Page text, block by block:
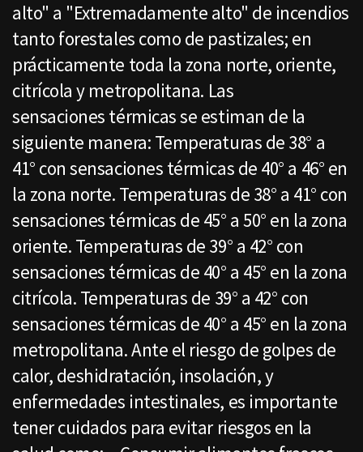
alto" a "Extremadamente alto" de incendios
tanto forestales como de pastizales; en
prácticamente toda la zona norte, oriente,
citrícola y metropolitana. Las
sensaciones térmicas se estiman de la
siguiente manera: Temperaturas de 38° a
41° con sensaciones térmicas de 40° a 46° en
la zona norte. Temperaturas de 38° a 41° con
sensaciones térmicas de 45° a 50° en la zona
oriente. Temperaturas de 39° a 42° con
sensaciones térmicas de 40° a 45° en la zona
citrícola. Temperaturas de 39° a 42° con
sensaciones térmicas de 40° a 45° en la zona
metropolitana. Ante el riesgo de golpes de
calor, deshidratación, insolación, y
enfermedades intestinales, es importante
tener cuidados para evitar riesgos en la